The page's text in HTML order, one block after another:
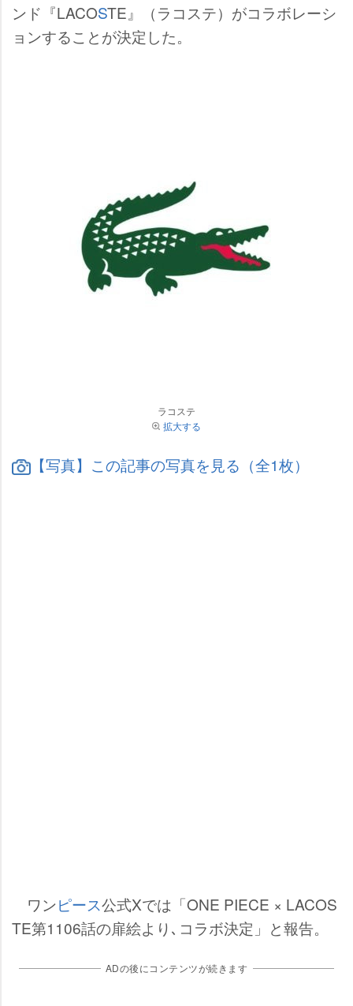
ンド『LACOSTE』（ラコステ）がコラボレーシ
ョンすることが決定した。
ラコステ
拡大する
【写真】この記事の写真を見る（全1枚）
ワンピース公式Xでは「ONE PIECE × LACOS
TE第1106話の扉絵より､コラボ決定」と報告。
ADの後にコンテンツが続きます